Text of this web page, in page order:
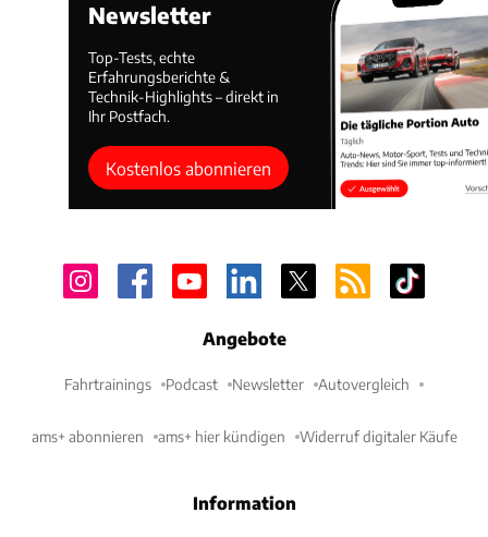
Newsletter
Top-Tests, echte
Erfahrungsberichte &
Technik-Highlights – direkt in
Ihr Postfach.
Kostenlos abonnieren
Angebote
Fahrtrainings Podcast Newsletter Autovergleich
ams+ abonnieren ams+ hier kündigen Widerruf digitaler Käufe
Information